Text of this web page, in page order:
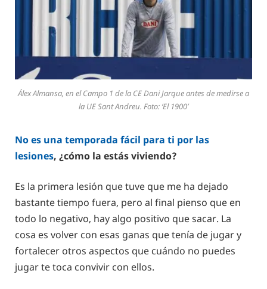
Álex Almansa, en el Campo 1 de la CE Dani Jarque antes de medirse a
la UE Sant Andreu. Foto: ‘El 1900’
No es una temporada fácil para ti por las
lesiones, ¿cómo la estás viviendo?
Es la primera lesión que tuve que me ha dejado
bastante tiempo fuera, pero al final pienso que en
todo lo negativo, hay algo positivo que sacar. La
cosa es volver con esas ganas que tenía de jugar y
fortalecer otros aspectos que cuándo no puedes
jugar te toca convivir con ellos.